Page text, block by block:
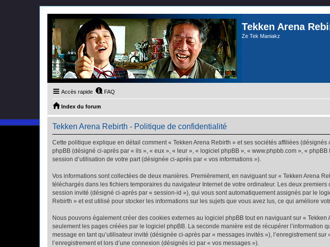
Tekken Arena
Ze Tek Maniakz
Accès rapide FAQ
Index du forum
Tekken Arena Rebirth - Politique de confidentialité
Cette politique explique en détail comment « Tekken Arena Rebirth » et ses sociétés affiliées
phpBB (désigné ci-après par « ils », « eux », « leur », « logiciel phpBB », « www.phpbb.com », «
session d’utilisation de votre part (désignée ci-après par « vos informations »).
Vos informations sont collectées de deux manières. Premièrement, en naviguant sur « Tekken Arena
téléchargés dans les fichiers temporaires du navigateur Internet de votre ordinateur. Les deux
session invité (désigné ci-après par « session-id »), qui vous sont automatiquement assignés par le
Rebirth » et est utilisé pour stocker les informations sur les sujets que vous avez lus, ce qui améliore
Nous pouvons également créer des cookies externes au logiciel phpBB tout en naviguant sur «
seulement les pages créées par le logiciel phpBB. La seconde manière est de récupérer l’information
message en tant qu’utilisateur invité (désignée ci-après par « messages invités »), l’enregistrement
l’enregistrement et lors d’une connexion (désignés ici par « vos messages »).